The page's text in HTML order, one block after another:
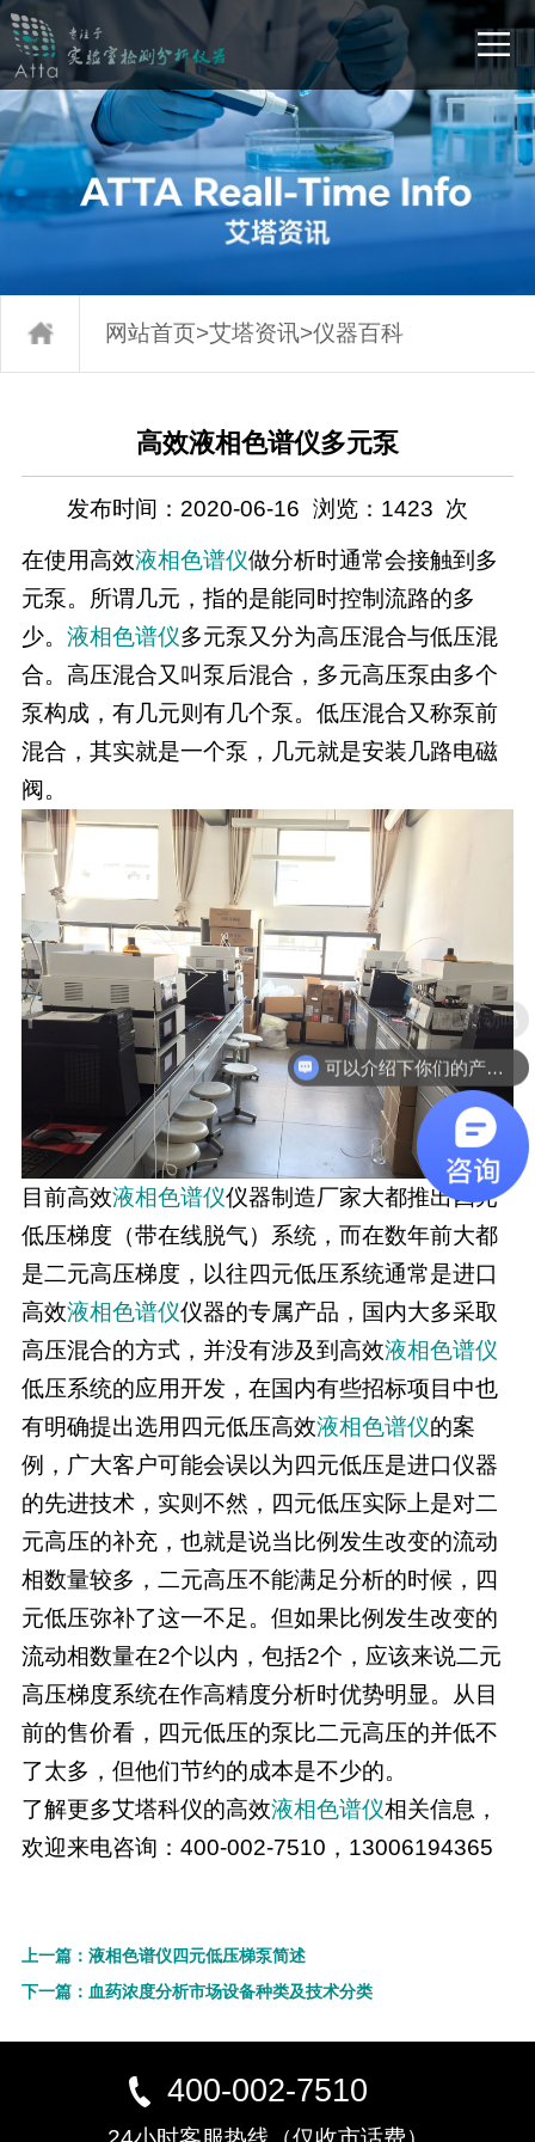
网站首页>艾塔资讯>仪器百科
高效液相色谱仪多元泵
发布时间：2020-06-16 浏览： 1423 次
在使用高效液相色谱仪做分析时通常会接触到多
元泵。所谓几元，指的是能同时控制流路的多
少。 液相色谱仪多元泵又分为高压混合与低压混
合。高压混合又叫泵后混合，多元高压泵由多个
泵构成，有几元则有几个泵。低压混合又称泵前
混合，其实就是一个泵，几元就是安装几路电磁
阀。
目前高效液相色谱仪仪器制造厂家大都推出四元
低压梯度（带在线脱气）系统，而在数年前大都
是二元高压梯度，以往四元低压系统通常是进口
高效液相色谱仪仪器的专属产品，国内大多采取
高压混合的方式，并没有涉及到高效液相色谱仪
低压系统的应用开发，在国内有些招标项目中也
有明确提出选用四元低压高效液相色谱仪的案
例，广大客户可能会误以为四元低压是进口仪器
的先进技术，实则不然，四元低压实际上是对二
元高压的补充，也就是说当比例发生改变的流动
相数量较多，二元高压不能满足分析的时候，四
元低压弥补了这一不足。但如果比例发生改变的
流动相数量在2个以内，包括2个，应该来说二元
高压梯度系统在作高精度分析时优势明显。从目
前的售价看，四元低压的泵比二元高压的并低不
了太多，但他们节约的成本是不少的。
了解更多艾塔科仪的高效液相色谱仪相关信息，
欢迎来电咨询：400-002-7510，13006194365
上一篇：液相色谱仪四元低压梯泵简述
下一篇：血药浓度分析市场设备种类及技术分类
400-002-7510
可以介绍下你们的产品么
现在有优惠活动吗